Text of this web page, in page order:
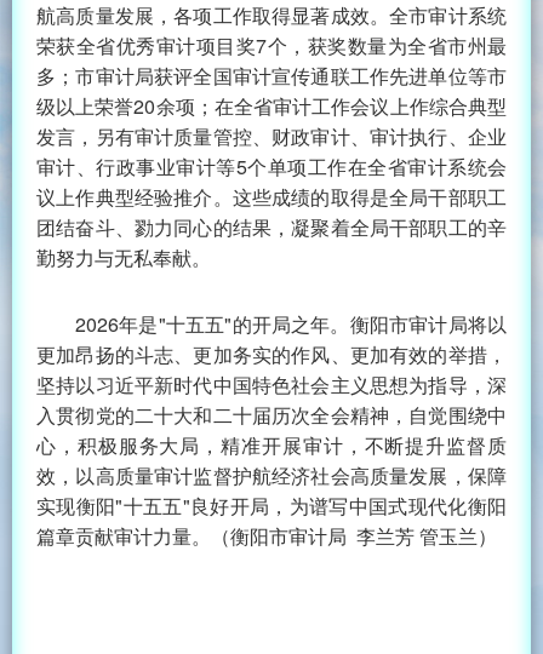
航高质量发展，各项工作取得显著成效。全市审计系统
荣获全省优秀审计项目奖7个，获奖数量为全省市州最
多；市审计局获评全国审计宣传通联工作先进单位等市
级以上荣誉20余项；在全省审计工作会议上作综合典型
发言，另有审计质量管控、财政审计、审计执行、企业
审计、行政事业审计等5个单项工作在全省审计系统会
议上作典型经验推介。这些成绩的取得是全局干部职工
团结奋斗、勠力同心的结果，凝聚着全局干部职工的辛
勤努力与无私奉献。
2026年是"十五五"的开局之年。衡阳市审计局将以
更加昂扬的斗志、更加务实的作风、更加有效的举措，
坚持以习近平新时代中国特色社会主义思想为指导，深
入贯彻党的二十大和二十届历次全会精神，自觉围绕中
心，积极服务大局，精准开展审计，不断提升监督质
效，以高质量审计监督护航经济社会高质量发展，保障
实现衡阳"十五五"良好开局，为谱写中国式现代化衡阳
篇章贡献审计力量。（衡阳市审计局 李兰芳 管玉兰）